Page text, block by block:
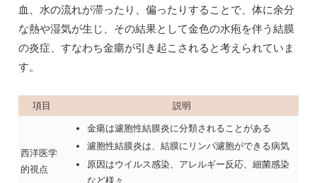
血、水の流れが滞ったり、偏ったりすることで、体に余分
な熱や湿気が生じ、その結果として金色の水疱を伴う結膜
の炎症、すなわち金瘍が引き起こされると考えられていま
す。
項目 説明
西洋医学
的視点
金瘍は濾胞性結膜炎に分類されることがある
濾胞性結膜炎は、結膜にリンパ濾胞ができる病気
原因はウイルス感染、アレルギー反応、細菌感染
など様々